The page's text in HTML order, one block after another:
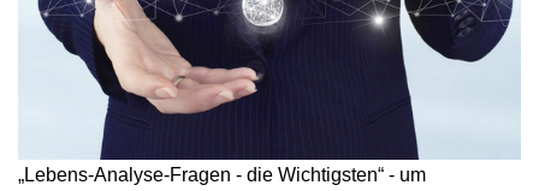
„Lebens-Analyse-Fragen - die Wichtigsten“ - um